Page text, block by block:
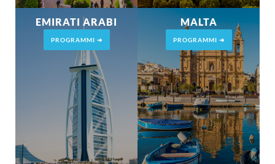
EMIRATI ARABI
PROGRAMMI ➜
MALTA
PROGRAMMI ➜